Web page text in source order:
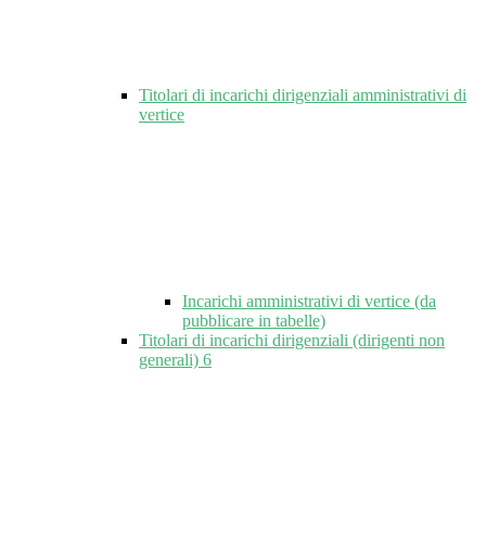
Titolari di incarichi dirigenziali amministrativi di
vertice
Incarichi amministrativi di vertice (da
pubblicare in tabelle)
Titolari di incarichi dirigenziali (dirigenti non
generali) 6